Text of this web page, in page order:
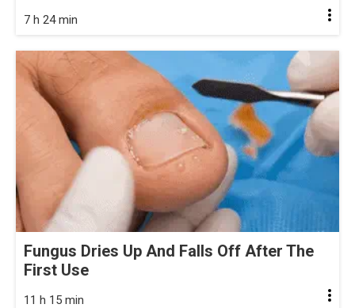
7 h 24 min
Fungus Dries Up And Falls Off After The
First Use
11 h 15 min